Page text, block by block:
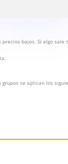
bajos. Si algo
se aplican los